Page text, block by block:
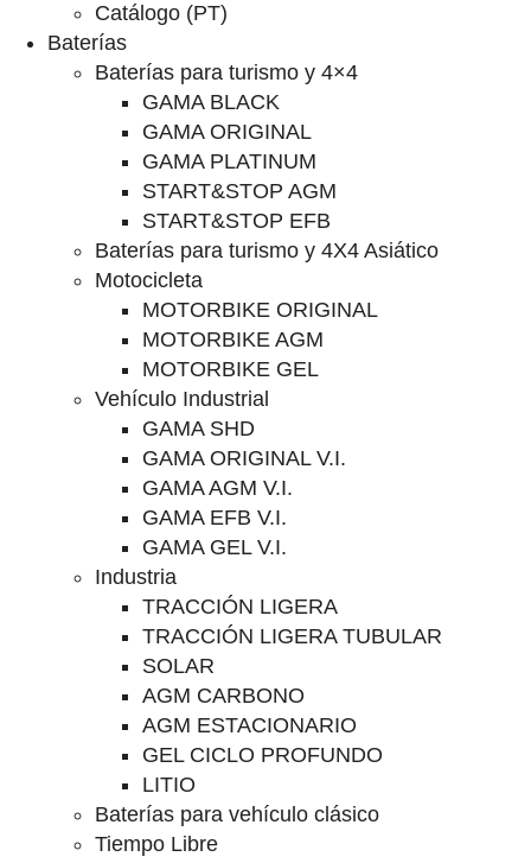
Catálogo (PT)
Baterías
Baterías para turismo y 4×4
GAMA BLACK
GAMA ORIGINAL
GAMA PLATINUM
START&STOP AGM
START&STOP EFB
Baterías para turismo y 4X4 Asiático
Motocicleta
MOTORBIKE ORIGINAL
MOTORBIKE AGM
MOTORBIKE GEL
Vehículo Industrial
GAMA SHD
GAMA ORIGINAL V.I.
GAMA AGM V.I.
GAMA EFB V.I.
GAMA GEL V.I.
Industria
TRACCIÓN LIGERA
TRACCIÓN LIGERA TUBULAR
SOLAR
AGM CARBONO
AGM ESTACIONARIO
GEL CICLO PROFUNDO
LITIO
Baterías para vehículo clásico
Tiempo Libre